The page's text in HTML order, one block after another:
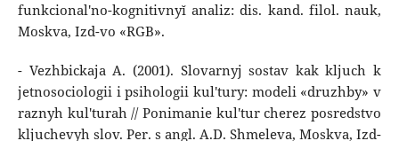
funkcional'no-kognitivnyĭ analiz: dis. kand. filol. nauk,
Moskva, Izd-vo «RGB».
- Vezhbickaja A. (2001). Slovarnyj sostav kak kljuch k
jetnosociologii i psihologii kul'tury: modeli «druzhby» v
raznyh kul'turah // Ponimanie kul'tur cherez posredstvo
kljuchevyh slov. Per. s angl. A.D. Shmeleva, Moskva, Izd-